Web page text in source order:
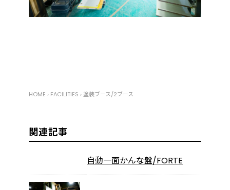
HOME › FACILITIES › 塗装ブース/2ブース
関連記事
自動一面かんな盤/FORTE